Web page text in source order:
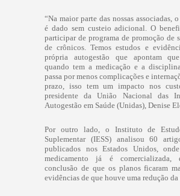
“Na maior parte das nossas associadas,
é dado sem custeio adicional. O
participar de programa de promoção de
de crônicos. Temos estudos e
própria autogestão que apontam
quando tem a medicação e a
passa por menos complicações e
prazo, isso tem um impacto nos
presidente da União Nacional das
Autogestão em Saúde (Unidas), Denise
Por outro lado, o Instituto de
Suplementar (IESS) analisou 60
publicados nos Estados Unidos,
medicamento já é
conclusão de que os planos ficaram
evidências de que houve uma redução da